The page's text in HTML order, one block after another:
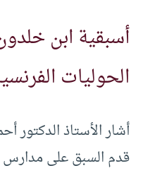
أسبقية ابن
الحوليات
أشار الأستاذ الدكتور
قدم السبق على مدارس